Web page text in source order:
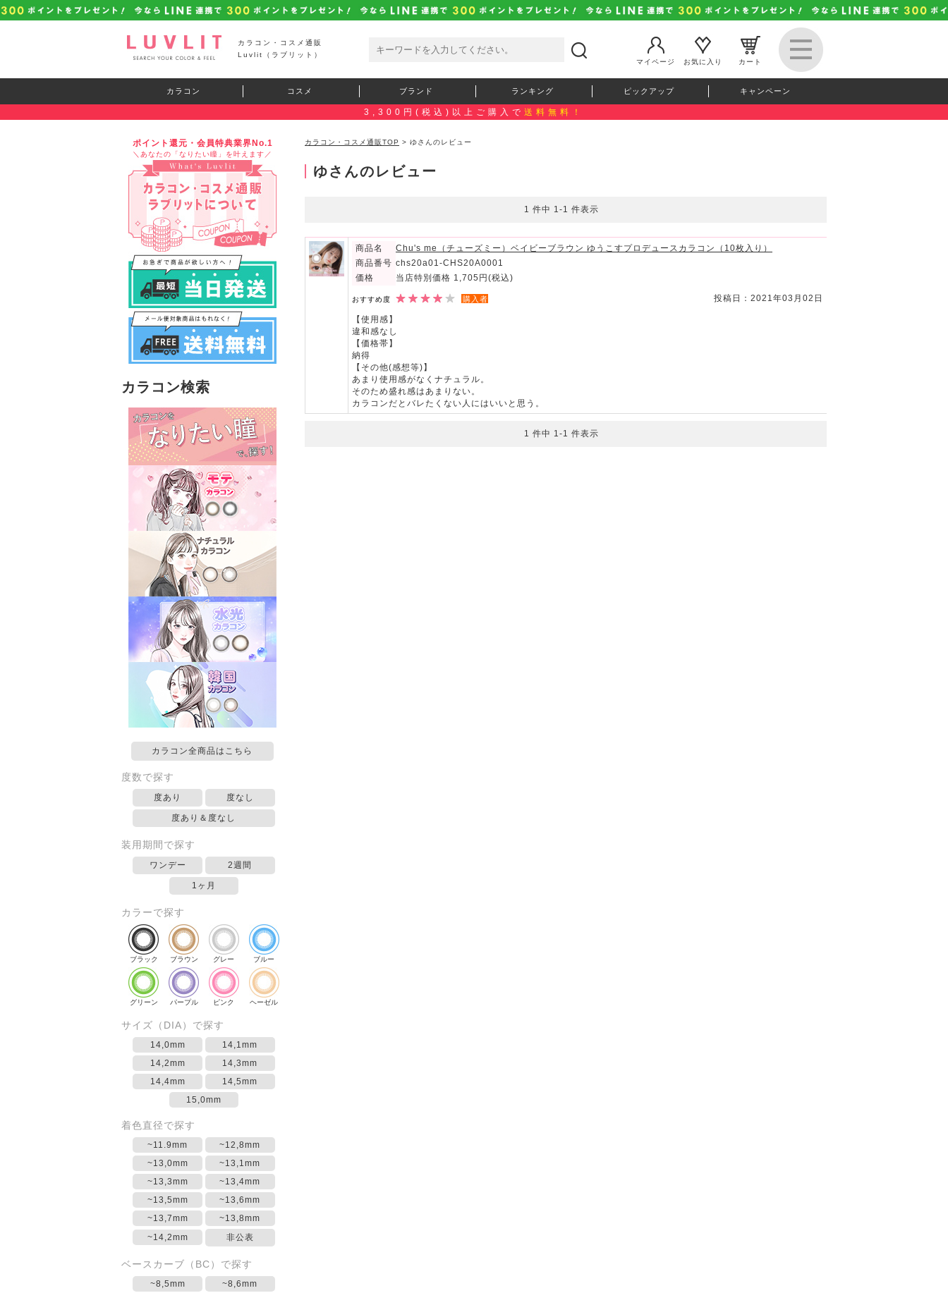
カラコン・コスメ通販
Luvlit（ラブリット）
マイページ
お気に入り カート
カラコン コスメ ブランド ランキング ピックアップ キャンペーン
3,300円(税込)以上ご購入で 送料無料！
ポイント還元・会員特典業界No.1
＼あなたの「なりたい瞳」を叶えます／
カラコン検索
カラコン全商品はこちら
度数で探す
度あり 度なし
度あり＆度なし
装用期間で探す
ワンデー 2週間
1ヶ月
カラーで探す
ブラック ブラウン グレー ブルー
グリーン パープル ピンク ヘーゼル
サイズ（DIA）で探す
14,0mm
14,1mm
14,2mm
14,3mm
14,4mm
14,5mm
15,0mm
着色直径で探す
~11.9mm
~12,8mm
~13,0mm
~13,1mm
~13,3mm
~13,4mm
~13,5mm
~13,6mm
~13,7mm
~13,8mm
~14,2mm
非公表
ベースカーブ（BC）で探す
~8,5mm
~8,6mm
カラコン・コスメ通販TOP > ゆさんのレビュー
ゆさんのレビュー
1 件中 1-1 件表示
商品名
Chu's me（チューズミー）ベイビーブラウン ゆうこすプロデュースカラコン（10枚入り）
商品番号 chs20a01-CHS20A0001
価格
当店特別価格 1,705円 (税込)
投稿日：2021年03月02日
おすすめ度 購入者
【使用感】
違和感なし
【価格帯】
納得
【その他(感想等)】
あまり使用感がなくナチュラル。
そのため盛れ感はあまりない。
カラコンだとバレたくない人にはいいと思う。
1 件中 1-1 件表示